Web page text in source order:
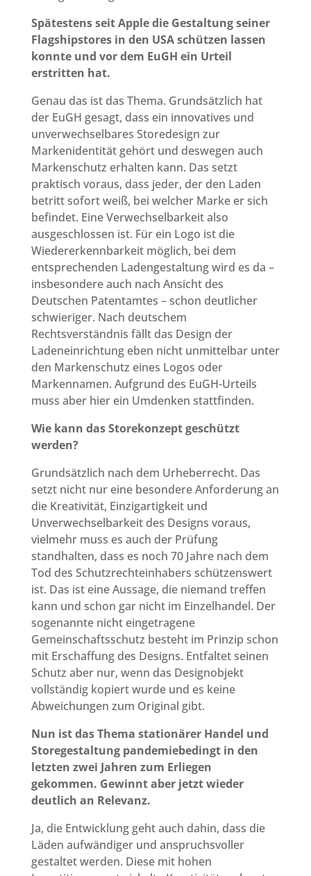
Spätestens seit Apple die Gestaltung seiner
Flagshipstores in den USA schützen lassen
konnte und vor dem EuGH ein Urteil
erstritten hat.
Genau das ist das Thema. Grundsätzlich hat
der EuGH gesagt, dass ein innovatives und
unverwechselbares Storedesign zur
Markenidentität gehört und deswegen auch
Markenschutz erhalten kann. Das setzt
praktisch voraus, dass jeder, der den Laden
betritt sofort weiß, bei welcher Marke er sich
befindet. Eine Verwechselbarkeit also
ausgeschlossen ist. Für ein Logo ist die
Wiedererkennbarkeit möglich, bei dem
entsprechenden Ladengestaltung wird es da –
insbesondere auch nach Ansicht des
Deutschen Patentamtes – schon deutlicher
schwieriger. Nach deutschem
Rechtsverständnis fällt das Design der
Ladeneinrichtung eben nicht unmittelbar unter
den Markenschutz eines Logos oder
Markennamen. Aufgrund des EuGH-Urteils
muss aber hier ein Umdenken stattfinden.
Wie kann das Storekonzept geschützt
werden?
Grundsätzlich nach dem Urheberrecht. Das
setzt nicht nur eine besondere Anforderung an
die Kreativität, Einzigartigkeit und
Unverwechselbarkeit des Designs voraus,
vielmehr muss es auch der Prüfung
standhalten, dass es noch 70 Jahre nach dem
Tod des Schutzrechteinhabers schützenswert
ist. Das ist eine Aussage, die niemand treffen
kann und schon gar nicht im Einzelhandel. Der
sogenannte nicht eingetragene
Gemeinschaftsschutz besteht im Prinzip schon
mit Erschaffung des Designs. Entfaltet seinen
Schutz aber nur, wenn das Designobjekt
vollständig kopiert wurde und es keine
Abweichungen zum Original gibt.
Nun ist das Thema stationärer Handel und
Storegestaltung pandemiebedingt in den
letzten zwei Jahren zum Erliegen
gekommen. Gewinnt aber jetzt wieder
deutlich an Relevanz.
Ja, die Entwicklung geht auch dahin, dass die
Läden aufwändiger und anspruchsvoller
gestaltet werden. Diese mit hohen